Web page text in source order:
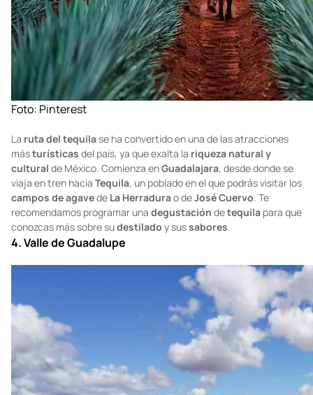
Foto:Pinterest
Laruta del tequila se ha convertido en una de las atracciones
másturísticas del país, ya que exalta lariqueza natural y
culturalde México. Comienza en Guadalajara, desde donde se
viaja en tren haciaTequila
campos de agavedeLa Herradurao deJosé Cuervo. Te
degustaciónde tequilapara que
y sussabores
4. Valle de Guadalupe